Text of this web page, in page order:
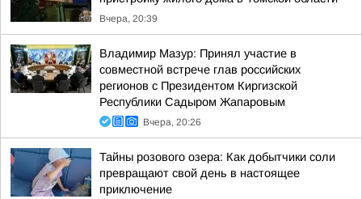
Вчера, 20:39
Владимир Мазур: Принял участие в
совместной встрече глав российских
регионов с Президентом Киргизской
Республики Садыром Жапаровым
Вчера, 20:26
Тайны розового озера: Как добытчики соли
превращают свой день в настоящее
приключение